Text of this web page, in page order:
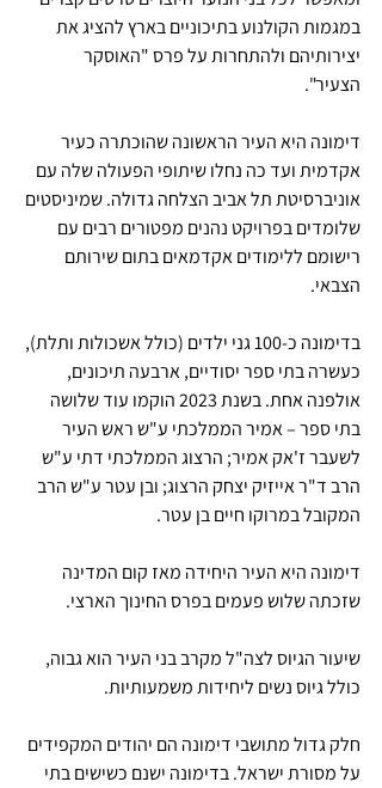
במגמות הקולנוע בתיכוניים בארץ להציג את
יצירותיהם ולהתחרות על פרס "האוסקר
הצעיר".
דימונה היא העיר הראשונה שהוכתרה כעיר
אקדמית ועד כה נחלו שיתופי הפעולה שלה עם
אוניברסיטת תל אביב הצלחה גדולה. שמיניסטים
שלומדים בפרויקט נהנים מפטורים רבים עם
רישומם ללימודים אקדמאים בתום שירותם
הצבאי.
בדימונה כ-100 גני ילדים (כולל אשכולות ותלת),
כעשרה בתי ספר יסודיים, ארבעה תיכונים,
אולפנה אחת. בשנת 2023 הוקמו עוד שלושה
בתי ספר – אמיר הממלכתי ע"ש ראש העיר
לשעבר ז'אק אמיר; הרצוג הממלכתי דתי ע"ש
הרב ד"ר אייזיק יצחק הרצוג; ובן עטר ע"ש הרב
המקובל במרוקו חיים בן עטר.
דימונה היא העיר היחידה מאז קום המדינה
שזכתה שלוש פעמים בפרס החינוך הארצי.
שיעור הגיוס לצה"ל מקרב בני העיר הוא גבוה,
כולל גיוס נשים ליחידות משמעותיות.
חלק גדול מתושבי דימונה הם יהודים המקפידים
על מסורת ישראל. בדימונה ישנם כשישים בתי